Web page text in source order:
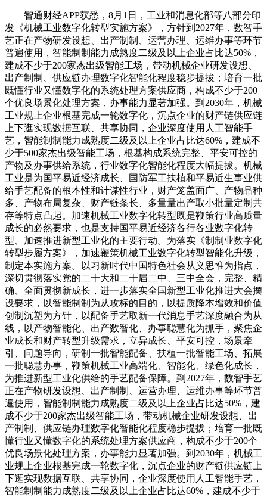
智通财经APP获悉，8月1日，工业和消息化部等八部分印
发《机械工业数字化转型实施方案》，方针到2027年，数智手
艺正在产物研发设想、出产制制、运营办理、运维办事等环节
普遍使用，智能制制能力成熟度二级及以上企业占比达50%，
建成不少于200家杰出级智能工场，带动机械企业研发设想、
出产制制、供应链办理数字化智能化程度稳步提拔；培育一批
既懂行业又懂数字化的系统处理方案供应商，构成不少于200
个优良场景化处理方案，办事能力显著加强。到2030年，机械
工业规上企业根基完成一轮数字化，沉点企业的财产链供应链
上下逛实现数据互联、共享协同，企业深度使用人工智能手
艺，智能制制能力成熟度二级及以上企业占比达60%，建成不
少于500家杰出级智能工场，根基构成系统完整、平安可控的
产物及办事供给系统，行业数字化智能化程度大幅提拔。机械
工业是为国平易近经济成长、国防军工扶植和平易近生事业供
给手艺配备的根本性和计谋性行业，财产笼盖面广、产物品种
多、产物布局复杂、财产链条长、多量量出产取小批量定制共
存等特点凸起。加速机械工业数字化转型既是鞭策行业高质量
成长的必然要求，也是支持国平易近经济各行各业数字化转
型、加速推进新型工业化的主要行动。为落实《制制业数字化
转型步履方案》，加速鞭策机械工业数字化转型智能化升级，
制定本实施方案。以习新时代中国特色社会从义思惟为指点，
深切贯彻落实党的二十大和二十届二中、三中全会，完整、精
确、全面贯彻新成长，进一步落实全国新型工业化推进大会摆
设要求，以智能制制为从攻标的目的，以提质降本增效和价值
创制沉塑为方针，以配备手艺取新一代消息手艺深度融合为从
线，以产物智能化、出产数智化、办事聪慧化为抓手，聚焦企
业成长和财产转型升级需求，立异成长、平安可控，场景牵
引、问题导向，研制一批智能配备、扶植一批智能工场、拓展
一批聪慧办事，鞭策机械工业高端化、智能化、绿色化成长，
为推进新型工业化供给的手艺配备保障。到2027年，数智手艺
正在产物研发设想、出产制制、运营办理、运维办事等环节普
遍使用，智能制制能力成熟度二级及以上企业占比达50%，建
成不少于200家杰出级智能工场，带动机械企业研发设想、出
产制制、供应链办理数字化智能化程度稳步提拔；培育一批既
懂行业又懂数字化的系统处理方案供应商，构成不少于200个
优良场景化处理方案，办事能力显著加强。到2030年，机械工
业规上企业根基完成一轮数字化，沉点企业的财产链供应链上
下逛实现数据互联、共享协同，企业深度使用人工智能手艺，
智能制制能力成熟度二级及以上企业占比达60%，建成不少于